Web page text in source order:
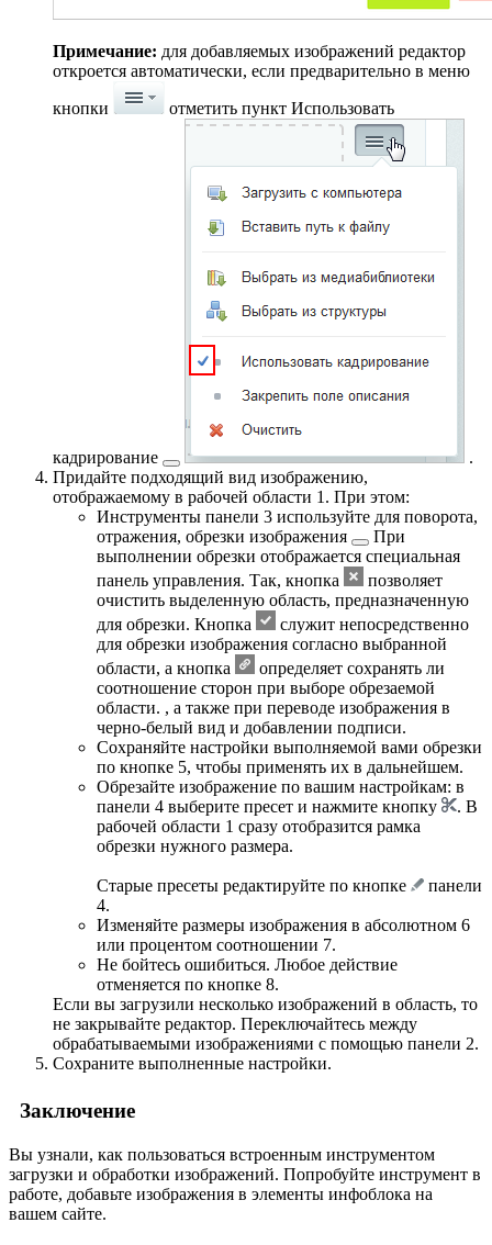
Примечание: для добавляемых изображений редактор
откроется автоматически, если предварительно в меню
кнопки
отметить пункт Использовать
кадрирование
.
Придайте подходящий вид изображению,
отображаемому в рабочей области 1 . При этом:
Инструменты панели 3 используйте для поворота,
отражения, обрезки изображения
При
выполнении обрезки отображается специальная
панель управления. Так, кнопка
позволяет
очистить выделенную область, предназначенную
для обрезки. Кнопка
служит непосредственно
для обрезки изображения согласно выбранной
области, а кнопка
определяет сохранять ли
соотношение сторон при выборе обрезаемой
области. , а также при переводе изображения в
черно-белый вид и добавлении подписи.
Сохраняйте настройки выполняемой вами обрезки
по кнопке 5, чтобы применять их в дальнейшем.
Обрезайте изображение по вашим настройкам: в
панели 4 выберите пресет и нажмите кнопку
. В
рабочей области 1 сразу отобразится рамка
обрезки нужного размера.
Старые пресеты редактируйте по кнопке
панели
4.
Изменяйте размеры изображения в абсолютном 6
или процентом соотношении 7.
Не бойтесь ошибиться. Любое действие
отменяется по кнопке 8.
Если вы загрузили несколько изображений в область, то
не закрывайте редактор. Переключайтесь между
обрабатываемыми изображениями с помощью панели 2.
Сохраните выполненные настройки.
Заключение
Вы узнали, как пользоваться встроенным инструментом
загрузки и обработки изображений. Попробуйте инструмент в
работе, добавьте изображения в элементы инфоблока на
вашем сайте.